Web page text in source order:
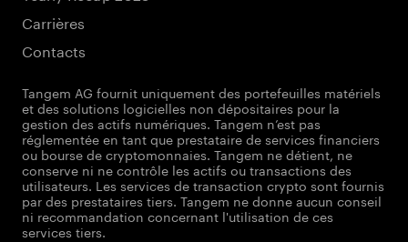
Carrières
Contacts
Tangem AG fournit uniquement des portefeuilles matériels
et des solutions logicielles non dépositaires pour la
gestion des actifs numériques. Tangem n’est pas
réglementée en tant que prestataire de services financiers
ou bourse de cryptomonnaies. Tangem ne détient, ne
conserve ni ne contrôle les actifs ou transactions des
utilisateurs. Les services de transaction crypto sont fournis
par des prestataires tiers. Tangem ne donne aucun conseil
ni recommandation concernant l'utilisation de ces
services tiers.